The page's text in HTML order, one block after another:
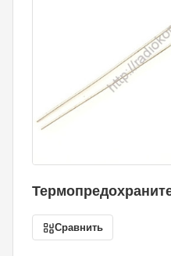
Сравнить